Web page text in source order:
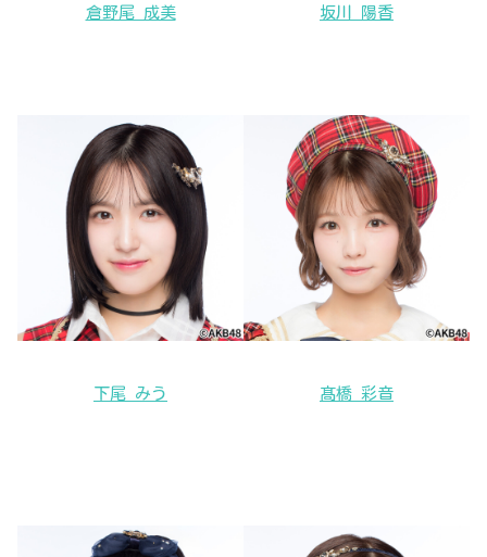
倉野尾 成美 坂川 陽香
下尾 みう 髙橋 彩音